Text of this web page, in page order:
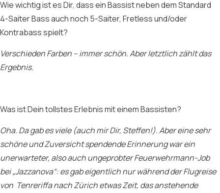
Wie wichtig ist es Dir, dass ein Bassist neben dem Standard
4-Saiter Bass auch noch 5-Saiter, Fretless und/oder
Kontrabass spielt?
Verschieden Farben – immer schön. Aber letztlich zählt das
Ergebnis.
Was ist Dein tollstes Erlebnis mit einem Bassisten?
Oha. Da gab es viele (auch mir Dir, Steffen!). Aber eine sehr
schöne und Zuversicht spendende Erinnerung war ein
unerwarteter, also auch ungeprobter Feuerwehrmann-Job
bei „Jazzanova“: es gab eigentlich nur während der Flugreise
von Tenreriffa nach Zürich etwas Zeit, das anstehende